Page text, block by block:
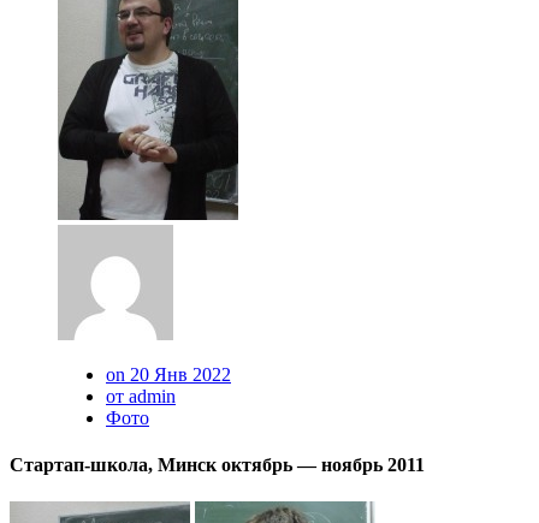
on 20 Янв 2022
от admin
Фото
Стартап-школа, Минск октябрь — ноябрь 2011